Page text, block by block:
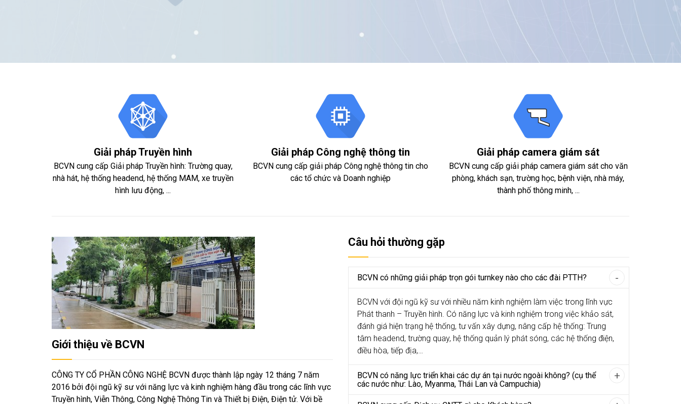
Giải pháp Truyền hình
BCVN cung cấp Giải pháp Truyền hình: Trường quay,
nhà hát, hệ thống headend, hệ thống MAM, xe truyền
hình lưu động, ...
Giải pháp Công nghệ thông tin
BCVN cung cấp giải pháp Công nghệ thông tin cho
các tổ chức và Doanh nghiệp
Giải pháp camera giám sát
BCVN cung cấp giải pháp camera giám sát cho văn
phòng, khách sạn, trường học, bệnh viện, nhà máy,
thành phố thông minh, ...
Giới thiệu về BCVN
CÔNG TY CỔ PHẦN CÔNG NGHỆ BCVN được thành lập ngày 12 tháng 7 năm
2016 bởi đội ngũ kỹ sư với năng lực và kinh nghiệm hàng đầu trong các lĩnh vực
Truyền hình, Viễn Thông, Công Nghệ Thông Tin và Thiết bị Điện, Điện tử. Với bề
Câu hỏi thường gặp
BCVN có những giải pháp trọn gói turnkey nào cho các đài PTTH?
BCVN với đội ngũ kỹ sư với nhiều năm kinh nghiệm làm việc trong lĩnh vực
Phát thanh – Truyền hình. Có năng lực và kinh nghiệm trong việc khảo sát,
đánh giá hiện trạng hệ thống, tư vấn xây dựng, nâng cấp hệ thống: Trung
tâm headend, trường quay, hệ thống quản lý phát sóng, các hệ thống điện,
điều hòa, tiếp địa,…
BCVN có năng lực triển khai các dự án tại nước ngoài không? (cụ thể
các nước như: Lào, Myanma, Thái Lan và Campuchia)